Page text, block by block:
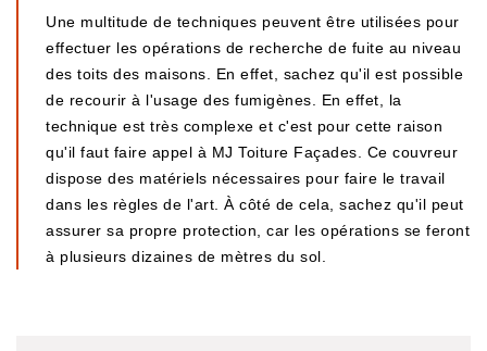
Une multitude de techniques peuvent être utilisées pour
effectuer les opérations de recherche de fuite au niveau
des toits des maisons. En effet, sachez qu'il est possible
de recourir à l'usage des fumigènes. En effet, la
technique est très complexe et c'est pour cette raison
qu'il faut faire appel à MJ Toiture Façades. Ce couvreur
dispose des matériels nécessaires pour faire le travail
dans les règles de l'art. À côté de cela, sachez qu'il peut
assurer sa propre protection, car les opérations se feront
à plusieurs dizaines de mètres du sol.